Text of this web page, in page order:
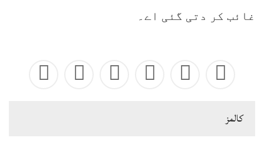
غائب کر دتی گئی اے۔
كالمز